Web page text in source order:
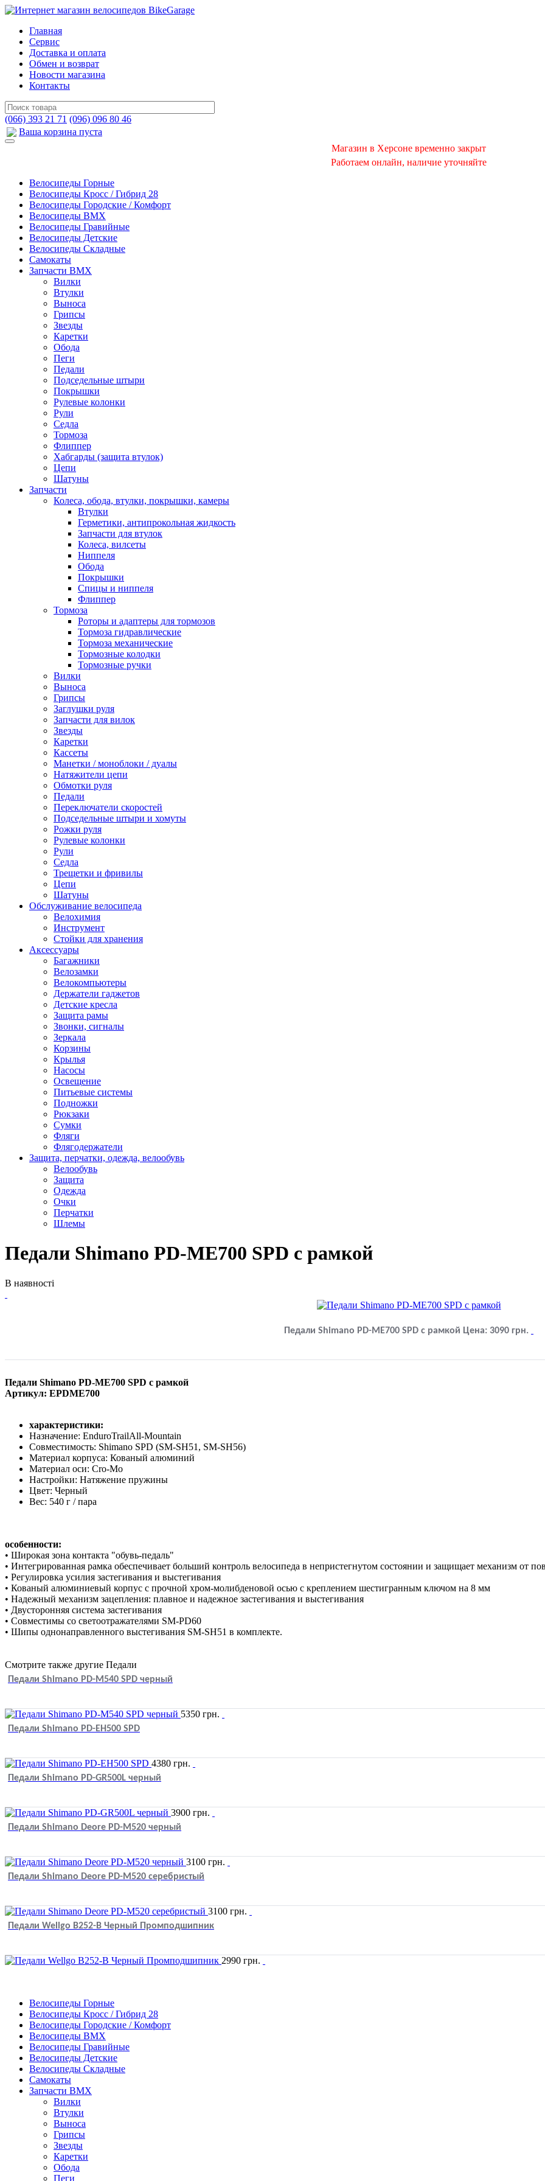
Главная
Сервис
Доставка и оплата
Обмен и возврат
Новости магазина
Контакты
(066) 393 21 71 (096) 096 80 46
Ваша корзина пуста
Магазин в Херсоне временно закрыт
Работаем онлайн, наличие уточняйте
Велосипеды Горные
Велосипеды Кросс / Гибрид 28
Велосипеды Городские / Комфорт
Велосипеды BMX
Велосипеды Гравийные
Велосипеды Детские
Велосипеды Складные
Самокаты
Запчасти BMX
Вилки
Втулки
Выноса
Грипсы
Звезды
Каретки
Обода
Пеги
Педали
Подседельные штыри
Покрышки
Рулевые колонки
Рули
Седла
Тормоза
Флиппер
Хабгарды (защита втулок)
Цепи
Шатуны
Запчасти
Колеса, обода, втулки, покрышки, камеры
Втулки
Герметики, антипрокольная жидкость
Запчасти для втулок
Колеса, вилсеты
Ниппеля
Обода
Покрышки
Спицы и ниппеля
Флиппер
Тормоза
Роторы и адаптеры для тормозов
Тормоза гидравлические
Тормоза механические
Тормозные колодки
Тормозные ручки
Вилки
Выноса
Грипсы
Заглушки руля
Запчасти для вилок
Звезды
Каретки
Кассеты
Манетки / моноблоки / дуалы
Натяжители цепи
Обмотки руля
Педали
Переключатели скоростей
Подседельные штыри и хомуты
Рожки руля
Рулевые колонки
Рули
Седла
Трещетки и фривилы
Цепи
Шатуны
Обслуживание велосипеда
Велохимия
Инструмент
Стойки для хранения
Аксессуары
Багажники
Велозамки
Велокомпьютеры
Держатели гаджетов
Детские кресла
Защита рамы
Звонки, сигналы
Зеркала
Корзины
Крылья
Насосы
Освещение
Питьевые системы
Подножки
Рюкзаки
Сумки
Фляги
Флягодержатели
Защита, перчатки, одежда, велообувь
Велообувь
Защита
Одежда
Очки
Перчатки
Шлемы
Педали Shimano PD-ME700 SPD с рамкой
В наявності
Педали Shimano PD-ME700 SPD с рамкой Цена: 3090 грн.
Педали Shimano PD-ME700 SPD с рамкой
Артикул: EPDME700
характеристики:
Назначение: EnduroTrailAll-Mountain
Совместимость: Shimano SPD (SM-SH51, SM-SH56)
Материал корпуса: Кованый алюминий
Материал оси: Cro-Mo
Настройки: Натяжение пружины
Цвет: Черный
Вес: 540 г / пара
особенности:
• Широкая зона контакта "обувь-педаль"
• Интегрированная рамка обеспечивает больший контроль велосипеда в непристегнутом состоянии и защищает механизм от
• Регулировка усилия застегивания и выстегивания
• Кованый алюминиевый корпус с прочной хром-молибденовой осью с креплением шестигранным ключом на 8 мм
• Надежный механизм зацепления: плавное и надежное застегивания и выстегивания
• Двусторонняя система застегивания
• Совместимы со светоотражателями SM-PD60
• Шипы однонаправленного выстегивания SM-SH51 в комплекте.
Смотрите также другие Педали
Педали Shimano PD-M540 SPD черный
5350 грн.
Педали Shimano PD-EH500 SPD
4380 грн.
Педали Shimano PD-GR500L черный
3900 грн.
Педали Shimano Deore PD-M520 черный
3100 грн.
Педали Shimano Deore PD-M520 серебристый
3100 грн.
Педали Wellgo B252-B Черный Промподшипник
2990 грн.
Велосипеды Горные
Велосипеды Кросс / Гибрид 28
Велосипеды Городские / Комфорт
Велосипеды BMX
Велосипеды Гравийные
Велосипеды Детские
Велосипеды Складные
Самокаты
Запчасти BMX
Вилки
Втулки
Выноса
Грипсы
Звезды
Каретки
Обода
Пеги